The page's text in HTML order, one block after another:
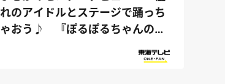
れのアイドルとステージで踊っち
ゃおう♪ 『ぽるぽるちゃんのは